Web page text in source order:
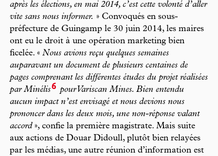
après les élections, en mai 2014, c’est cette volonté d’aller
vite sans nous informer. » Convoqués en sous-
préfecture de Guingamp le 30 juin 2014, les maires
ont eu le droit à une opération marketing bien
ficelée. « Nous avions reçu quelques semaines
auparavant un document de plusieurs centaines de
pages comprenant les différentes études du projet réalisées
par Minélis6 pour Variscan Mines. Bien entendu
aucun impact n’est envisagé et nous devions nous
prononcer dans les deux mois, une non-réponse valant
accord», confie la première magistrate. Mais suite
aux actions de Douar Didoull, plutôt bien relayées
par les médias, une autre réunion d’information est